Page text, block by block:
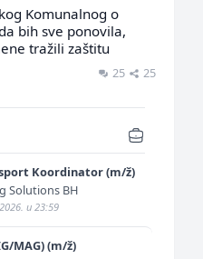
Komunalnog o
bih sve ponovila,
tražili zaštitu
25 25
Koordinator (m/ž)
Solutions BH
u 23:59
MAG) (m/ž)